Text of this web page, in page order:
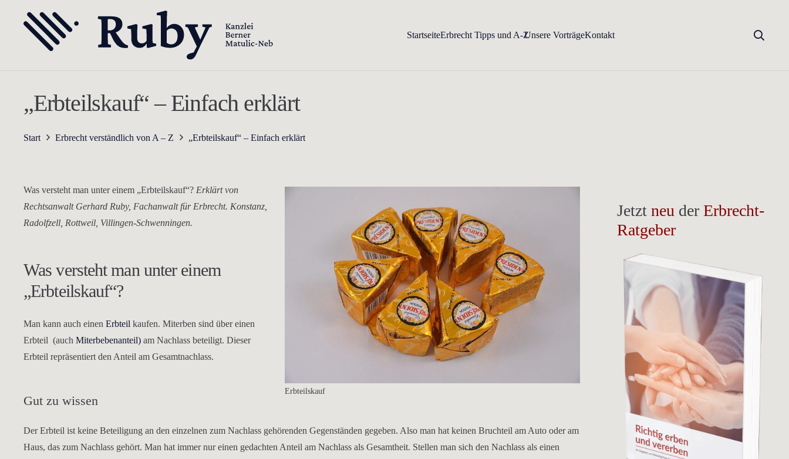
StartseiteErbrecht Tipps und A-ZUnsere VorträgeKontakt
„Erbteilskauf“ – Einfach erklärt
Start Erbrecht verständlich von A – Z „Erbteilskauf“ – Einfach erklärt
Erbteilskauf
Was versteht man unter einem „Erbteilskauf“? Erklärt von
Rechtsanwalt Gerhard Ruby, Fachanwalt für Erbrecht. Konstanz,
Radolfzell, Rottweil, Villingen-Schwenningen.
Was versteht man unter einem
„Erbteilskauf“?
Man kann auch einen Erbteil kaufen. Miterben sind über einen
Erbteil (auch Miterbebenanteil) am Nachlass beteiligt. Dieser
Erbteil repräsentiert den Anteil am Gesamtnachlass.
Gut zu wissen
Der Erbteil ist keine Beteiligung an den einzelnen zum Nachlass gehörenden Gegenständen gegeben. Also man hat keinen Bruchteil am Auto oder am
Haus, das zum Nachlass gehört. Man hat immer nur einen gedachten Anteil am Nachlass als Gesamtheit. Stellen man sich den Nachlass als einen
Jetztneu derErbrecht-
Ratgeber